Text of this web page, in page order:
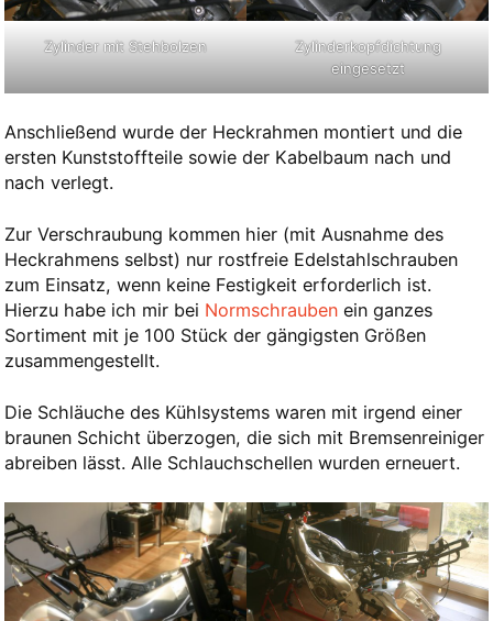
Zylinder mit Stehbolzen
Zylinderkopfdichtung
eingesetzt
Anschließend wurde der Heckrahmen montiert und die
ersten Kunststoffteile sowie der Kabelbaum nach und
nach verlegt.
Zur Verschraubung kommen hier (mit Ausnahme des
Heckrahmens selbst) nur rostfreie Edelstahlschrauben
zum Einsatz, wenn keine Festigkeit erforderlich ist.
Hierzu habe ich mir bei Normschraubenein ganzes
Sortiment mit je 100 Stück der gängigsten Größen
zusammengestellt.
Die Schläuche des Kühlsystems waren mit irgend einer
braunen Schicht überzogen, die sich mit Bremsenreiniger
abreiben lässt. Alle Schlauchschellen wurden erneuert.